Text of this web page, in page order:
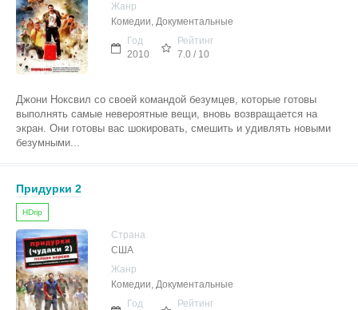
Жанр
Комедии, Документальные
Год
2010
Рейтинг
7.0 / 10
Джони Ноксвил со своей командой безумцев, которые готовы
выполнять самые невероятные вещи, вновь возвращается на
экран. Они готовы вас шокировать, смешить и удивлять новыми
безумными...
Придурки 2
HDrip
Страна
США
Жанр
Комедии, Документальные
Год
Рейтинг